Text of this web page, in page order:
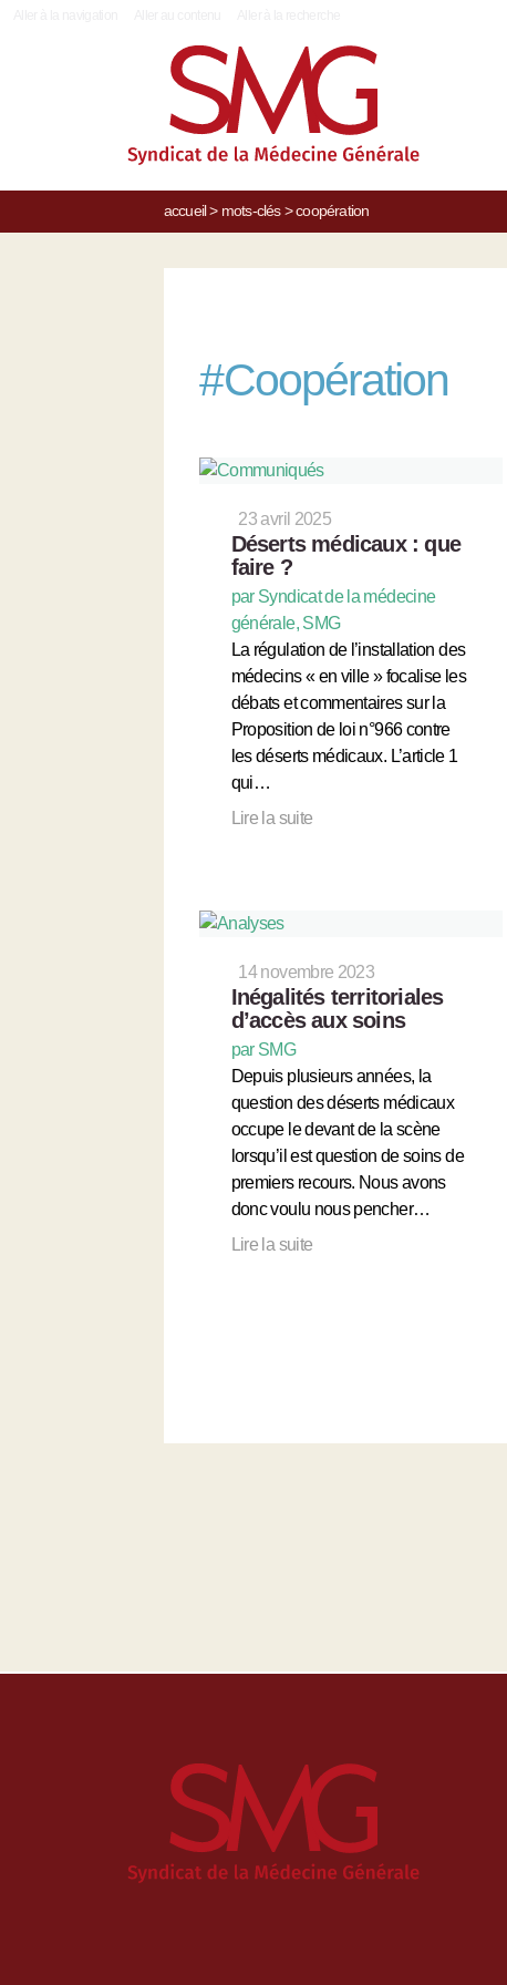
accueil> mots-clés> coopération
#Coopération
23 avril 2025
Déserts médicaux : que
faire ?
par Syndicat de la médecine
générale, SMG
La régulation de l’installation des
médecins « en ville » focalise les
débats et commentaires sur la
Proposition de loi n°966 contre
les déserts médicaux. L’article 1
qui…
Lire la suite
14 novembre 2023
Inégalités territoriales
d’accès aux soins
par SMG
Depuis plusieurs années, la
question des déserts médicaux
occupe le devant de la scène
lorsqu’il est question de soins de
premiers recours. Nous avons
donc voulu nous pencher…
Lire la suite